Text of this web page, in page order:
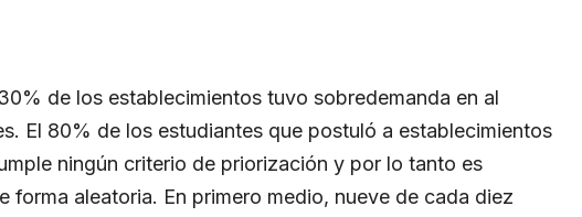
de los establecimientos tuvo sobredemanda en al
El 80% de los estudiantes que postuló a establecimientos
ningún criterio de priorización y por lo tanto es
forma aleatoria. En primero medio, nueve de cada diez